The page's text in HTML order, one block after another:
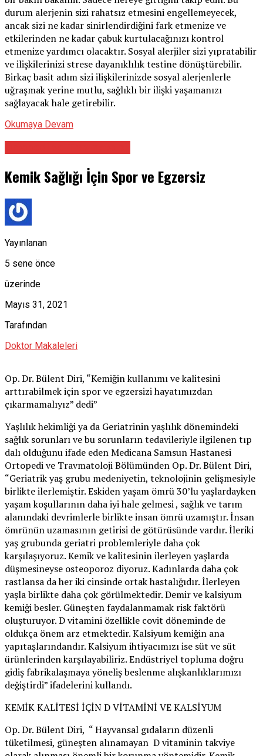
durum alerjenin sizi rahatsız etmesini engellemeyecek,
ancak sizi ne kadar sinirlendirdiğini fark etmenize ve
etkilerinden ne kadar çabuk kurtulacağınızı kontrol
etmenize yardımcı olacaktır. Sosyal alerjiler sizi yıpratabilir
ve ilişkilerinizi strese dayanıklılık testine dönüştürebilir.
Birkaç basit adım sizi ilişkilerinizde sosyal alerjenlerle
uğraşmak yerine mutlu, sağlıklı bir ilişki yaşamanızı
sağlayacak hale getirebilir.
Okumaya Devam
Kemik Sağlığı İçin Spor ve Egzersiz
Yayınlanan
5 sene önce
üzerinde
Mayıs 31, 2021
Tarafından
Doktor Makaleleri
Op. Dr. Bülent Diri, “Kemiğin kullanımı ve kalitesini
arttırabilmek için spor ve egzersizi hayatımızdan
çıkarmamalıyız” dedi”
Yaşlılık hekimliği ya da Geriatrinin yaşlılık dönemindeki
sağlık sorunları ve bu sorunların tedavileriyle ilgilenen tıp
dalı olduğunu ifade eden Medicana Samsun Hastanesi
Ortopedi ve Travmatoloji Bölümünden Op. Dr. Bülent Diri,
“Geriatrik yaş grubu medeniyetin, teknolojinin gelişmesiyle
birlikte ilerlemiştir. Eskiden yaşam ömrü 30’lu yaşlardayken
yaşam koşullarının daha iyi hale gelmesi , sağlık ve tarım
alanındaki devrimlerle birlikte insan ömrü uzamıştır. İnsan
ömrünün uzamasının getirisi de götürüsünde vardır. İleriki
yaş grubunda geriatri problemleriyle daha çok
karşılaşıyoruz. Kemik ve kalitesinin ilerleyen yaşlarda
düşmesineyse osteoporoz diyoruz. Kadınlarda daha çok
rastlansa da her iki cinsinde ortak hastalığıdır. İlerleyen
yaşla birlikte daha çok görülmektedir. Demir ve kalsiyum
kemiği besler. Güneşten faydalanmamak risk faktörü
oluşturuyor. D vitamini özellikle covit döneminde de
oldukça önem arz etmektedir. Kalsiyum kemiğin ana
yapıtaşlarındandır. Kalsiyum ihtiyacımızı ise süt ve süt
ürünlerinden karşılayabiliriz. Endüstriyel topluma doğru
gidiş fabrikalaşmaya yöneliş beslenme alışkanlıklarımızı
değiştirdi” ifadelerini kullandı.
KEMİK KALİTESİ İÇİN D VİTAMİNİ VE KALSİYUM
Op. Dr. Bülent Diri, “ Hayvansal gıdaların düzenli
tüketilmesi, güneşten alınamayan D vitaminin takviye